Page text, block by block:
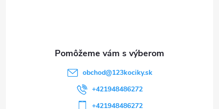
obchod@123kociky.sk
+421948486272
+421948486272